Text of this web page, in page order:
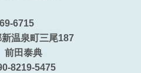
6715
温泉町三尾187
田泰典
8219-5475